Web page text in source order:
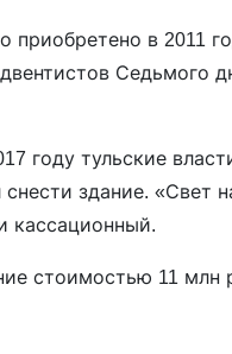
приобретено в 2011
Седьмого
году тульские
снести здание. «Свет
кассационный.
стоимостью 11 млн